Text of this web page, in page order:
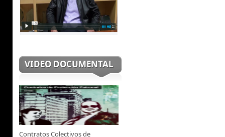
VIDEO DOCUMENTAL
Contratos Colectivos de